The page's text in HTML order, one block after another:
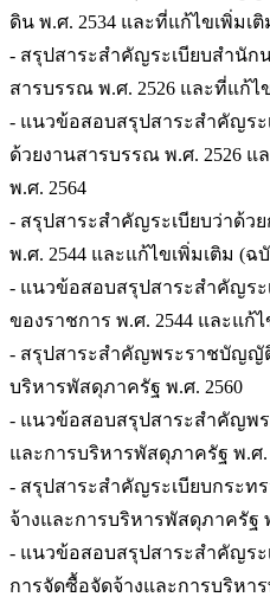
ดิน พ.ศ. 2534 และที่แก้ไขเพิ่มเ
- สรุปสาระสำคัญระเบียบสำนัก
สารบรรณ พ.ศ. 2526 และที่แก้ไ
- แนวข้อสอบสรุปสาระสำคัญร
ด้วยงานสารบรรณ พ.ศ. 2526 แ
พ.ศ. 2564
- สรุปสาระสำคัญระเบียบว่าด้ว
พ.ศ. 2544 และแก้ไขเพิ่มเติม (ฉ
- แนวข้อสอบสรุปสาระสำคัญร
ของราชการ พ.ศ. 2544 และแก้
- สรุปสาระสำคัญพระราชบัญญั
บริหารพัสดุภาครัฐ พ.ศ. 2560
- แนวข้อสอบสรุปสาระสำคัญพ
และการบริหารพัสดุภาครัฐ พ.ศ.
- สรุปสาระสำคัญระเบียบกระท
จ้างและการบริหารพัสดุภาครัฐ
- แนวข้อสอบสรุปสาระสำคัญระ
การจัดซื้อจัดจ้างและการบริหา